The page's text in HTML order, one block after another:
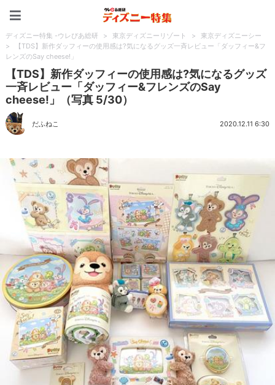
ディズニー特集 -ウレぴあ総研 > 東京ディズニーリゾート >
東京ディズニーシー
>
【TDS】新作ダッフィーの使用感は?気になるグッズ一斉レビュー「ダッフィー&フ
レンズのSay cheese!」
【TDS】新作ダッフィーの使用感は?気になるグッズ
一斉レビュー「ダッフィー&フレンズのSay
cheese!」（写真 5/30）
だふねこ 2020.12.11 6:30